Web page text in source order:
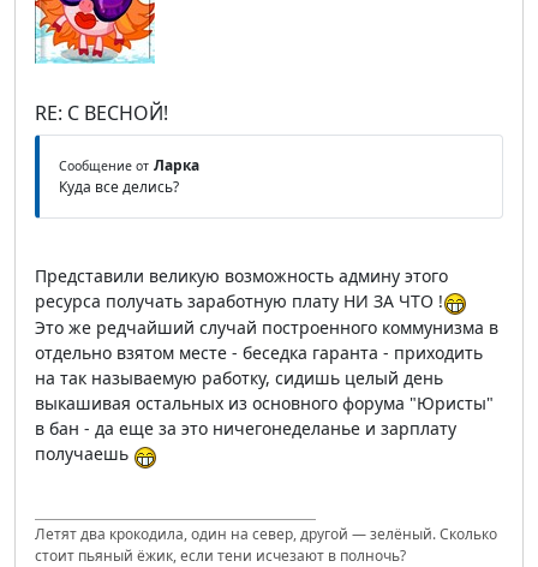
RE: С ВЕСНОЙ!
Сообщение от Ларка
Куда все делись?
Представили великую возможность админу этого
ресурса получать заработную плату НИ ЗА ЧТО !
Это же редчайший случай построенного коммунизма в
отдельно взятом месте - беседка гаранта - приходить
на так называемую работку, сидишь целый день
выкашивая остальных из основного форума "Юристы"
в бан - да еще за это ничегонеделанье и зарплату
получаешь
Летят два крокодила, один на север, другой — зелёный. Сколько
стоит пьяный ёжик, если тени исчезают в полночь?